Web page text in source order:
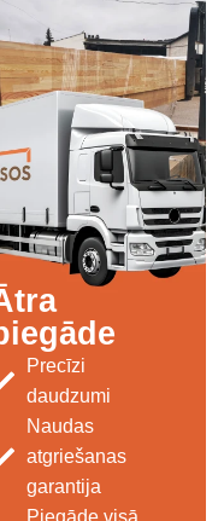
Precīzi
daudzumi
Naudas
atgriešanas
garantija
Piegāde visā